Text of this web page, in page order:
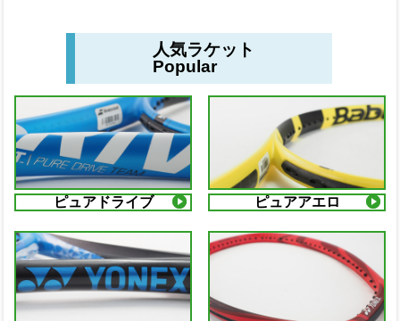
人気ラケット
Popular
ピュアドライブ ピュアアエロ